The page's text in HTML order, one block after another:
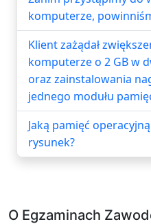
komputerze,
Klient zażądał
komputerze o 2 GB w
oraz zainstalowania
jednego modułu
Jaką pamięć
rysunek?
O Egzaminach